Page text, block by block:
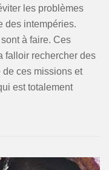
les problèmes
des intempéries.
à faire. Ces
falloir rechercher des
de ces missions et
est totalement